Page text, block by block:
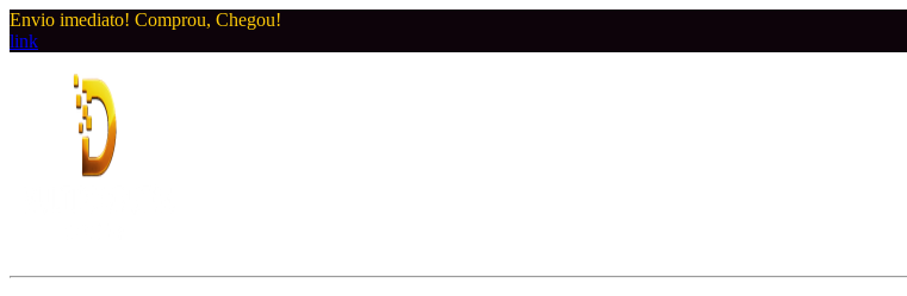
Envio imediato! Comprou, Chegou!
link